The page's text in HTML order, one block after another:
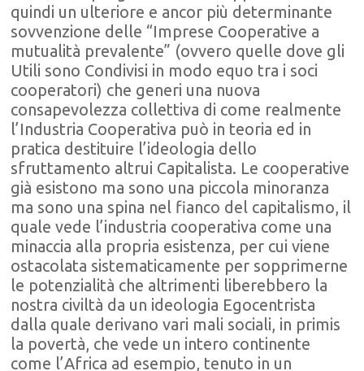
quindi un ulteriore e ancor più determinante
sovvenzione delle “Imprese Cooperative a
mutualità prevalente” (ovvero quelle dove gli
Utili sono Condivisi in modo equo tra i soci
cooperatori) che generi una nuova
consapevolezza collettiva di come realmente
l’Industria Cooperativa può in teoria ed in
pratica destituire l’ideologia dello
sfruttamento altrui Capitalista. Le cooperative
già esistono ma sono una piccola minoranza
ma sono una spina nel fianco del capitalismo, il
quale vede l’industria cooperativa come una
minaccia alla propria esistenza, per cui viene
ostacolata sistematicamente per sopprimerne
le potenzialità che altrimenti liberebbero la
nostra civiltà da un ideologia Egocentrista
dalla quale derivano vari mali sociali, in primis
la povertà, che vede un intero continente
come l’Africa ad esempio, tenuto in un